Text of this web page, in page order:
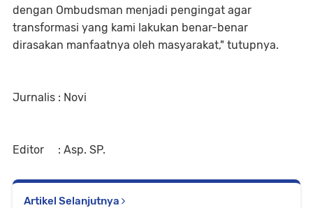
dengan Ombudsman menjadi pengingat agar
transformasi yang kami lakukan benar-benar
dirasakan manfaatnya oleh masyarakat," tutupnya.
Jurnalis : Novi
Editor : Asp. SP.
Artikel Selanjutnya